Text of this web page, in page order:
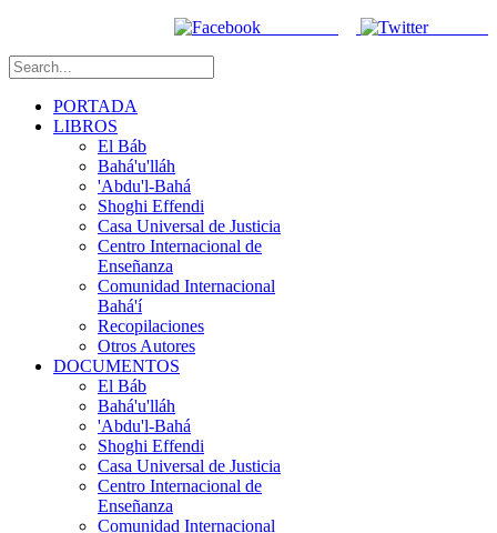
PORTADA
LIBROS
El Báb
Bahá'u'lláh
'Abdu'l-Bahá
Shoghi Effendi
Casa Universal de Justicia
Centro Internacional de
Enseñanza
Comunidad Internacional
Bahá'í
Recopilaciones
Otros Autores
DOCUMENTOS
El Báb
Bahá'u'lláh
'Abdu'l-Bahá
Shoghi Effendi
Casa Universal de Justicia
Centro Internacional de
Enseñanza
Comunidad Internacional